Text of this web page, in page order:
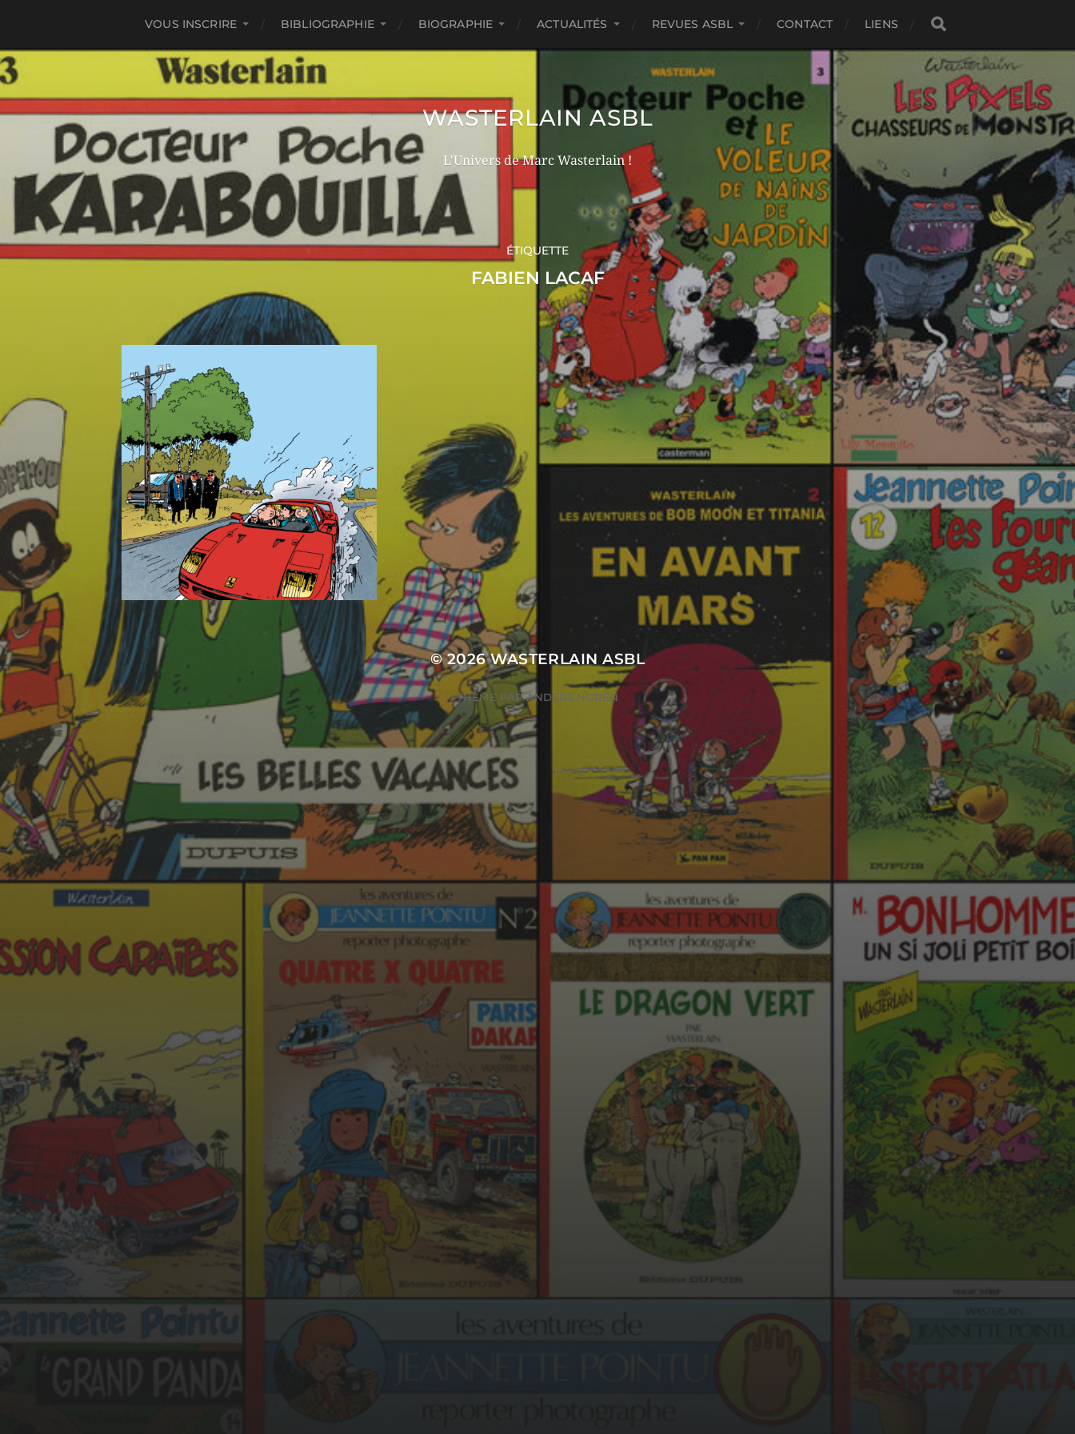
VOUS INSCRIRE BIBLIOGRAPHIE BIOGRAPHIE ACTUALITÉS REVUES ASBL CONTACT LIENS
WASTERLAIN ASBL
L'Univers de Marc Wasterlain !
ÉTIQUETTE
FABIEN LACAF
© 2026WASTERLAIN ASBL
THÈME PARANDERS NORÉN